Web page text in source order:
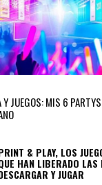
Y JUEGOS: MIS 6
& PLAY, LOS
HAN LIBERADO
Y JUGAR